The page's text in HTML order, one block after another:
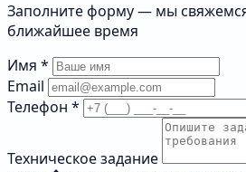
Заполните форму — мы
ближайшее время
Имя *
Email
Телефон *
Техническое задание